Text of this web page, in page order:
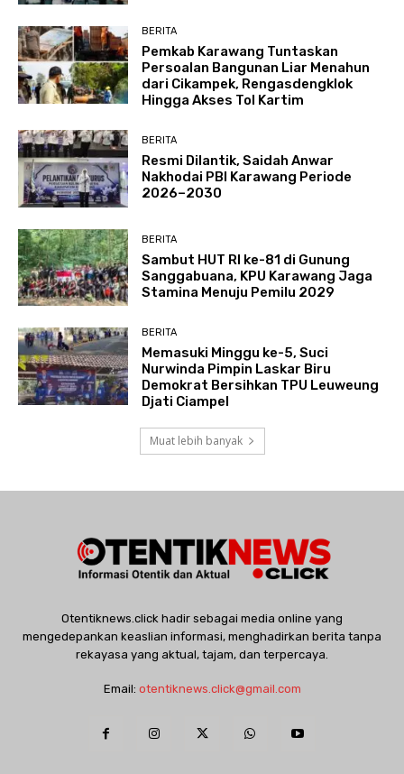
BERITA
Pemkab Karawang Tuntaskan
Persoalan Bangunan Liar Menahun
dari Cikampek, Rengasdengklok
Hingga Akses Tol Kartim
BERITA
Resmi Dilantik, Saidah Anwar
Nakhodai PBI Karawang Periode
2026–2030
BERITA
Sambut HUT RI ke-81 di Gunung
Sanggabuana, KPU Karawang Jaga
Stamina Menuju Pemilu 2029
BERITA
Memasuki Minggu ke-5, Suci
Nurwinda Pimpin Laskar Biru
Demokrat Bersihkan TPU Leuweung
Djati Ciampel
Muat lebih banyak
Otentiknews.click hadir sebagai media online yang
mengedepankan keaslian informasi, menghadirkan berita tanpa
rekayasa yang aktual, tajam, dan terpercaya.
Email: otentiknews.click@gmail.com